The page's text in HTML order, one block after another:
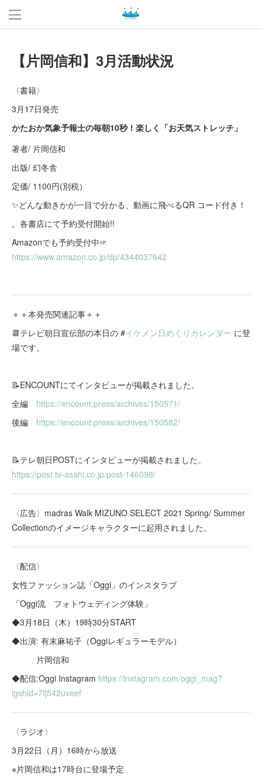
【片岡信和】3月活動状況
〈書籍〉
3月17日発売
かたおか気象予報士の毎朝10秒！楽しく「お天気ストレッチ」
著者/ 片岡信和
出版/ 幻冬舎
定価/ 1100円(別税）
✨どんな動きかが一目で分かる、動画に飛べるQR コード付き！
。各書店にて予約受付開始!!
Amazonでも予約受付中☞
https://www.amazon.co.jp/dp/4344037642
＋＋本発売関連記事＋＋
📆テレビ朝日宣伝部の本日の #イケメン日めくりカレンダー に登
場です。
📝ENCOUNTにてインタビューが掲載されました。
全編 https://encount.press/archives/150571/
後編 https://encount.press/archives/150582/
📝テレ朝日POSTにインタビューが掲載されました。
https://post.tv-asahi.co.jp/post-146098/
〈広告〉madras Walk MIZUNO SELECT 2021 Spring/ Summer
Collectionのイメージキャラクターに起用されました。
〈配信〉
女性ファッション誌「Oggi」のインスタラブ
「Oggi流 フォトウェディング体験」
◆3月18日（木）19時30分START
◆出演: 有末麻祐子（Oggiレギュラーモデル）
片岡信和
◆配信:Oggi Instagram https://instagram.com/oggi_mag?
igshid=7fj542uveef
〈ラジオ〉
3月22日（月）16時から放送
※片岡信和は17時台に登場予定